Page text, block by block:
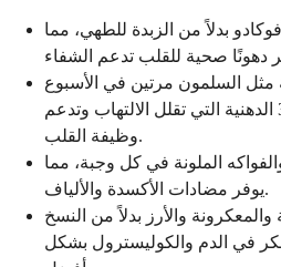
بدلاً من الزبدة للطهي، مما
مثل السلمون مرتين في الأسبوع
للحصول على أحماض أوميغا 3 الدهنية التي تقلل الالتهاب وتدعم
وظيفة القلب.
الملونة في كل وجبة، مما
يوفر مضادات الأكسدة والألياف.
والمعكرونة والأرز بدلاً من النسخ
في الدم والكوليسترول بشكل